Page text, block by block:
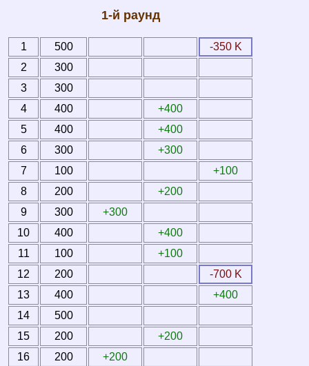
1-й раунд
1 500
-350 K
2
300
3
300
4
400
+400
5
400
+400
6
300
+300
7
100
+100
8
200
+200
9
300
+300
10
400
+400
11
100
+100
12
200
-700 K
13
400
+400
14
500
15
200
+200
16
200
+200